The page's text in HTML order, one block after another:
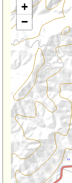
+
−